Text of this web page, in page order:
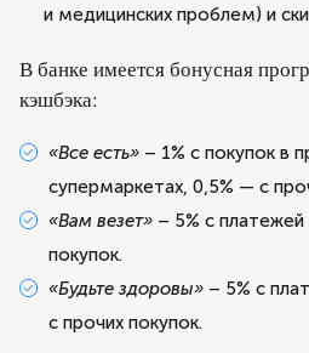
и медицинских проблем) и
В банке имеется бонусная
кэшбэка:
«Все есть» – 1% с покупок в
супермаркетах, 0,5% — с
«Вам везет» – 5% с
покупок.
«Будьте здоровы» – 5% с
с прочих покупок.